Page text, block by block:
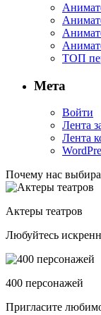
ТОП
Мета
Войти
Лента
Лента
Почему нас
Актеры театров
Любуйтесь
400 персонажей
Пригласите